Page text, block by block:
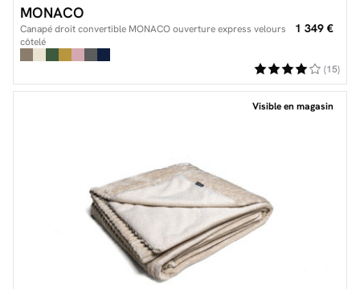
MONACO
Canapé droit convertible MONACO ouverture express velours
côtelé
1 349 €
(15)
Visible en magasin